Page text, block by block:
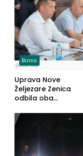
Biznis
Uprava Nove
Željezare Zenica
odbila oba
FBiH: Ustrajni da je
stečaj jedino rješenje